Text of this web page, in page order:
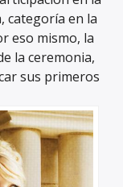
categoría en la
eso mismo, la
la ceremonia,
sus primeros